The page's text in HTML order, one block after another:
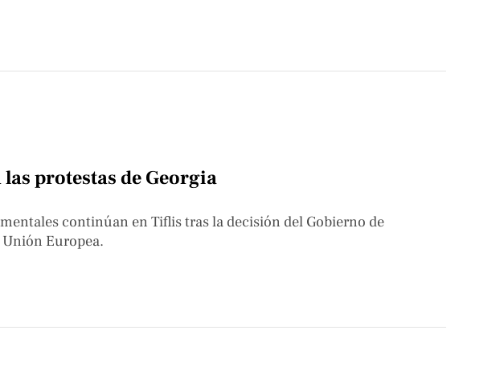
protestas de Georgia
continúan en Tiflis tras la decisión del Gobierno de
Europea.